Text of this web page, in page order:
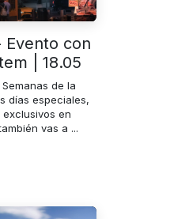
Evento con
| 18.05
de la
días especiales,
en
vas a ...